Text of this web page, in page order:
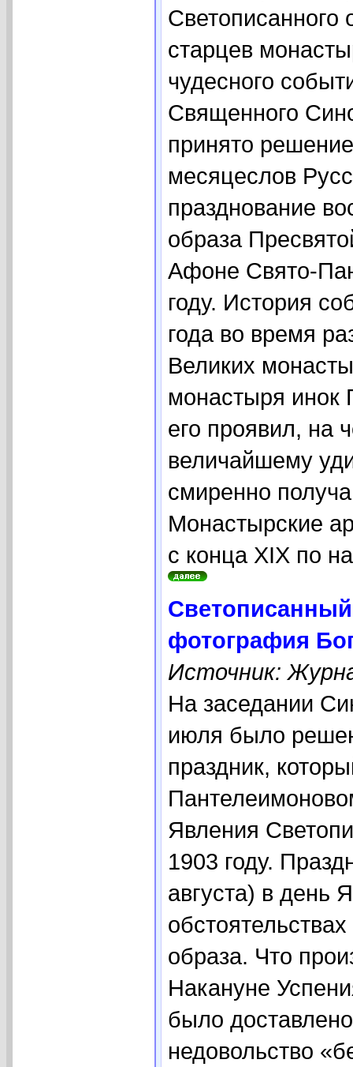
старцев
чудесного
Священного
принято
месяцеслов
празднование
образа
Афоне Свято-
году. История
года во время
Великих
монастыря инок
его проявил, на
величайшему
смиренно
Монастырские
с конца XIX по
фотография
Источник:
На заседании
июля было
праздник,
Явления
1903 году.
августа) в день
образа. Что
Накануне
было
недовольство